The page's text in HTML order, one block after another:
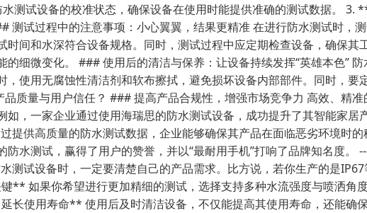
测试设备的校准状态，确保设备在使用时能提供准确的测试数据。
测试过程中的注意事项：小心翼翼，结果更精准 在进行防水测试时，
间和水深符合设备规格。同时，测试过程中应定期检查设备，确保其
细微变化。 ### 使用后的清洁与保养：让设备持续发挥“英雄本色”
使用无腐蚀性清洁剂和软布擦拭，避免损坏设备内部部件。同时，要
质量与用户信任？ ### 提高产品合规性，增强市场竞争力 高效、精
，一家企业通过使用海瑞思的防水测试设备，成功提升了其智能家居
提供高质量的防水测试数据，企业能够确保其产品在面临恶劣环境时
防水测试，赢得了用户的赞誉，并以“最耐用手机”打响了品牌知名度
测试设备时，一定要清楚自己的产品需求。比方说，若你生产的是
** 如果你希望进行更加精细的测试，选择支持多种水流强度与喷洒角
长使用寿命** 使用后及时清洁设备，不仅能提高其使用寿命，还能确